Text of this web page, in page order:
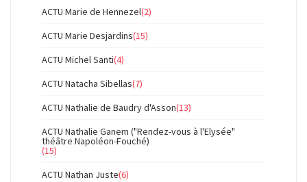
ACTU Marie de Hennezel(2)
ACTU Marie Desjardins(15)
ACTU Michel Santi(4)
ACTU Natacha Sibellas(7)
ACTU Nathalie de Baudry d'Asson(13)
ACTU Nathalie Ganem ("Rendez-vous à l'Elysée"
théâtre Napoléon-Fouché)
(15)
ACTU Nathan Juste(6)